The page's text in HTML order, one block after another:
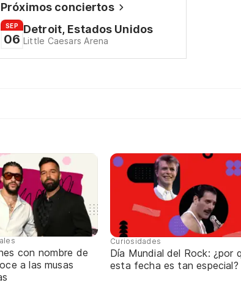
Próximos conciertos
SEP
06
Detroit, Estados Unidos
Little Caesars Arena
con nombre de
a las musas
Curiosidades
Día Mundial del Rock: ¿por
esta fecha es tan especial?